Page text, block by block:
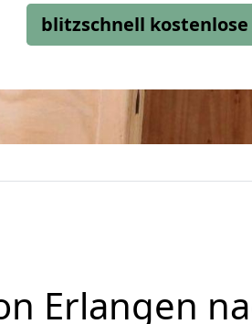
blitzschnell
Erlangen